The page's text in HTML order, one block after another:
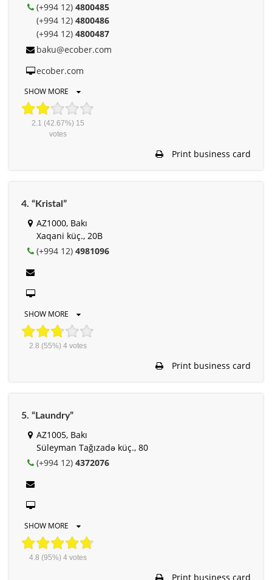
(+994 12) 4800485
(+994 12) 4800486
(+994 12) 4800487
baku@ecober.com
ecober.com
SHOW MORE
2.1 (42.67%) 15
votes
Print business card
4. “Kristal”
AZ1000, Bakı
Xaqani küç., 20B
(+994 12) 4981096
SHOW MORE
2.8 (55%) 4votes
Print business card
5. “Laundry”
AZ1005, Bakı
Süleyman Tağızadə küç., 80
(+994 12) 4372076
SHOW MORE
4.8 (95%) 4votes
Print business card